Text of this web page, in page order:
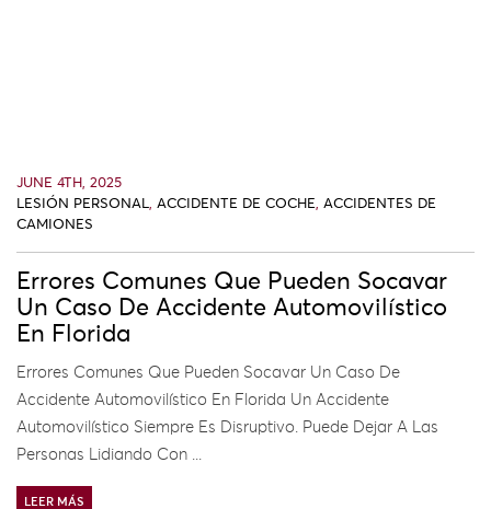
JUNE 4TH, 2025
LESIÓN PERSONAL, ACCIDENTE DE COCHE, ACCIDENTES DE
CAMIONES
Errores Comunes Que Pueden Socavar
Un Caso De Accidente Automovilístico
En Florida
Errores Comunes Que Pueden Socavar Un Caso De
Accidente Automovilístico En Florida Un Accidente
Automovilístico Siempre Es Disruptivo. Puede Dejar A Las
Personas Lidiando Con ...
LEER MÁS